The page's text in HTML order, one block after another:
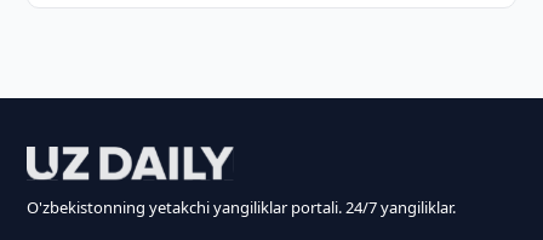
O'zbekistonning yetakchi yangiliklar portali. 24/7 yangiliklar.